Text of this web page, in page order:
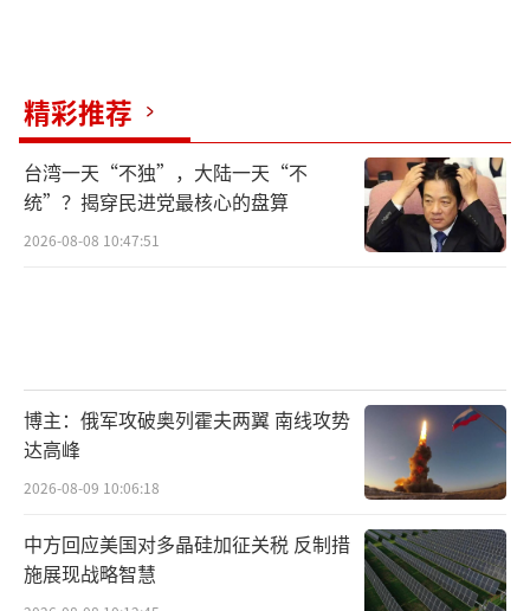
精彩推荐
台湾一天“不独”，大陆一天“不
统”？揭穿民进党最核心的盘算
2026-08-08 10:47:51
博主：俄军攻破奥列霍夫两翼 南线攻势
达高峰
2026-08-09 10:06:18
中方回应美国对多晶硅加征关税 反制措
施展现战略智慧